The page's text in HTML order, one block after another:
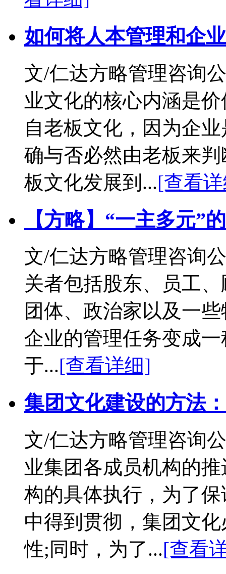
如何将人本管理和企
文/仁达方略管理咨询
业文化的核心内涵是
自老板文化，因为企
确与否必然由老板来
板文化发展到...[查看
【方略】“一主多元”
文/仁达方略管理咨询
关者包括股东、员工
团体、政治家以及一
企业的管理任务变成
于...[查看详细]
集团文化建设的方法
文/仁达方略管理咨询
业集团各成员机构的
构的具体执行，为了
中得到贯彻，集团文
性;同时，为了...[查看